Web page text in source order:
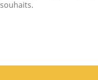
souhaits.